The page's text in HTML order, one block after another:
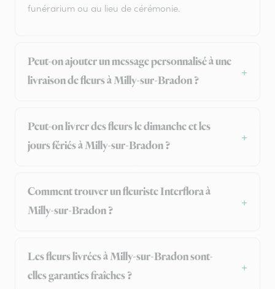
funérarium ou au lieu de cérémonie.
Peut-on ajouter un message personnalisé à une
livraison de fleurs à Milly-sur-Bradon ?
Peut-on livrer des fleurs le dimanche et les
jours fériés à Milly-sur-Bradon ?
Comment trouver un fleuriste Interflora à
Milly-sur-Bradon ?
Les fleurs livrées à Milly-sur-Bradon sont-
elles garanties fraîches ?